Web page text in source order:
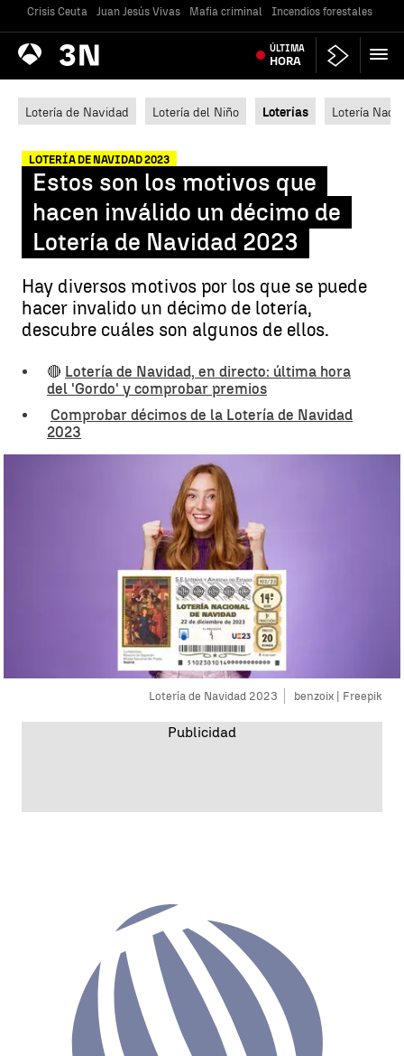
Crisis Ceuta Juan Jesús Vivas Mafia criminal Incendios forestales
Antena
3 Noticias ÚLTIMA
HORA
Lotería de Navidad Lotería del Niño Loterías Lotería
LOTERÍA DE NAVIDAD 2023
Estos son los motivos que
hacen inválido un décimo de
Lotería de Navidad 2023
Hay diversos motivos por los que se puede
hacer invalido un décimo de lotería,
descubre cuáles son algunos de ellos.
🔴 Lotería de Navidad, en directo: última hora
del 'Gordo' y comprobar premios
Comprobar décimos de la Lotería de Navidad
2023
Lotería de Navidad 2023 benzoix | Freepik